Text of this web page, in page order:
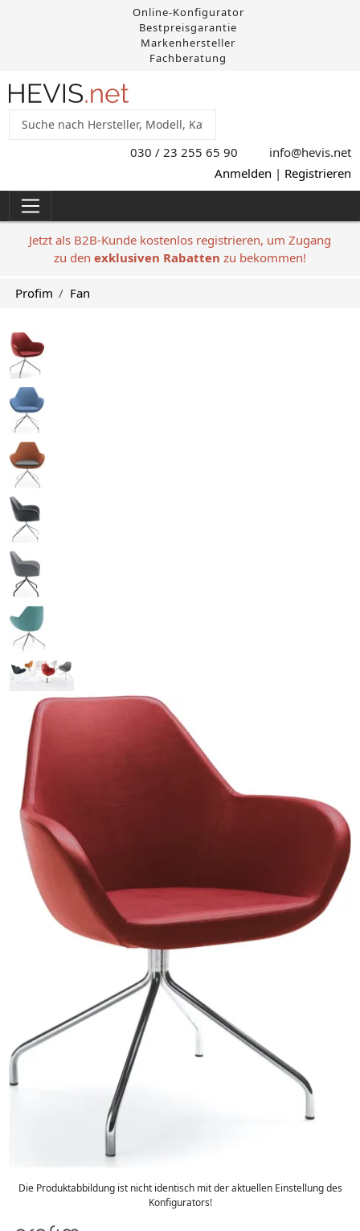
Online-Konfigurator
Bestpreisgarantie
Markenhersteller
Fachberatung
030 / 23 255 65 90 info@hevis.net
Anmelden | Registrieren
Jetzt als B2B-Kunde kostenlos registrieren, um Zugang
zu den exklusiven Rabatten zu bekommen!
Profim Fan
Die Produktabbildung ist nicht identisch mit der aktuellen Einstellung des
Konfigurators!